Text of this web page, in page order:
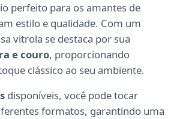
perfeito para os amantes de
estilo e qualidade. Com um
vitrola se destaca por sua
e couro, proporcionando
clássico ao seu ambiente.
disponíveis, você pode tocar
formatos, garantindo uma